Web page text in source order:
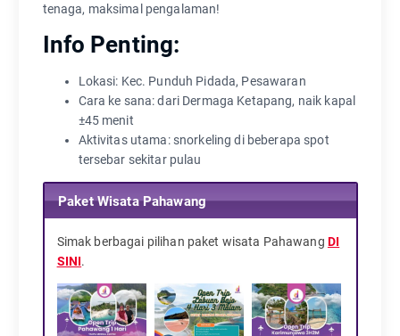
tenaga, maksimal pengalaman!
Info Penting:
Lokasi: Kec. Punduh Pidada, Pesawaran
Cara ke sana: dari Dermaga Ketapang, naik kapal
±45 menit
Aktivitas utama: snorkeling di beberapa spot
tersebar sekitar pulau
Paket Wisata Pahawang
Simak berbagai pilihan paket wisata Pahawang DI
SINI.